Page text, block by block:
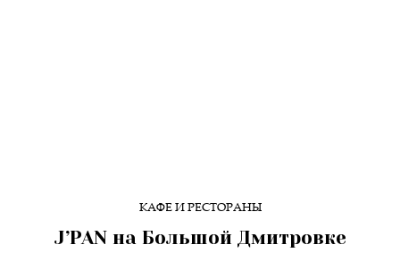
КАФЕ И РЕСТОРАНЫ
J’PAN на Большой Дмитровке